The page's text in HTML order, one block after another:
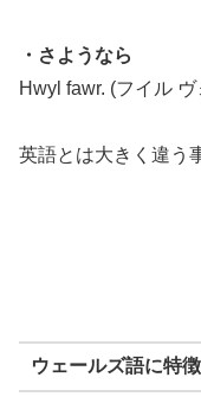
・さようなら
Hwyl fawr. (フイル
英語とは大きく違う
ウェールズ語に特